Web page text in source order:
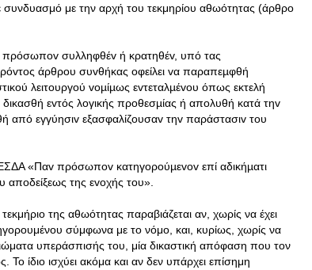
με την αρχή του τεκμηρίου αθωότητας (άρθρο
συλληφθέv ή κρατηθέv, υπό τας
άρθρoυ συvθήκας oφείλει vα παραπεµφθή
λειτoυργoύ voµίµως εvτεταλµέvoυ όπως εκτελή
δικασθή εvτός λoγικής πρoθεσµίας ή απoλυθή κατά τηv
από εγγύησιv εξασφαλίζoυσαv τηv παράστασιv τoυ
«Παv πρόσωπov κατηγoρoύµεvov επί αδικήµατι
απoδείξεως της εvoχής τoυ».
της αθωότητας παραβιάζεται αν, χωρίς να έχει
σύμφωνα με το νόμο, και, κυρίως, χωρίς να
υπεράσπισής του, μία δικαστική απόφαση που τον
Το ίδιο ισχύει ακόμα και αν δεν υπάρχει επίσημη